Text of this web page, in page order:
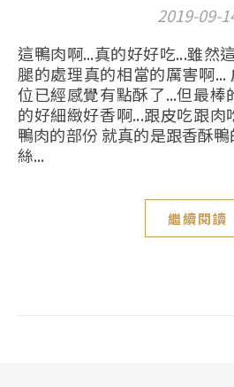
2019-09-
這鴨肉啊...真的好好吃...雖然這隻鴨不大...不過這隻
腿的處理真的相當的厲害啊...
位已經感覺有點酥了...但最棒
的好細緻好香啊...跟皮吃跟
鴨肉的部份 就真的是跟香酥
絲...
繼續閱讀